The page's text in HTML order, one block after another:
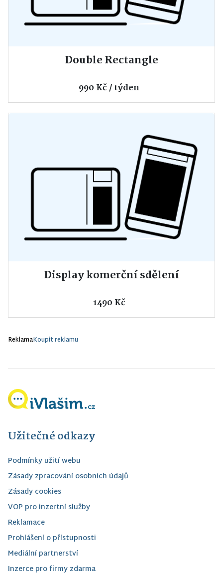
Double Rectangle
990 Kč / týden
Display komerční sdělení
1490 Kč
ReklamaKoupit reklamu
Užitečné odkazy
Podmínky užití webu
Zásady zpracování osobních údajů
Zásady cookies
VOP pro inzertní služby
Reklamace
Prohlášení o přístupnosti
Mediální partnerství
Inzerce pro firmy zdarma